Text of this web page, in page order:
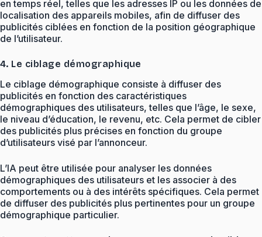
en temps réel, telles que les adresses IP ou les données de
localisation des appareils mobiles, afin de diffuser des
publicités ciblées en fonction de la position géographique
de l’utilisateur.
4. Le ciblage démographique
Le ciblage démographique consiste à diffuser des
publicités en fonction des caractéristiques
démographiques des utilisateurs, telles que l’âge, le sexe,
le niveau d’éducation, le revenu, etc. Cela permet de cibler
des publicités plus précises en fonction du groupe
d’utilisateurs visé par l’annonceur.
L’IA peut être utilisée pour analyser les données
démographiques des utilisateurs et les associer à des
comportements ou à des intérêts spécifiques. Cela permet
de diffuser des publicités plus pertinentes pour un groupe
démographique particulier.